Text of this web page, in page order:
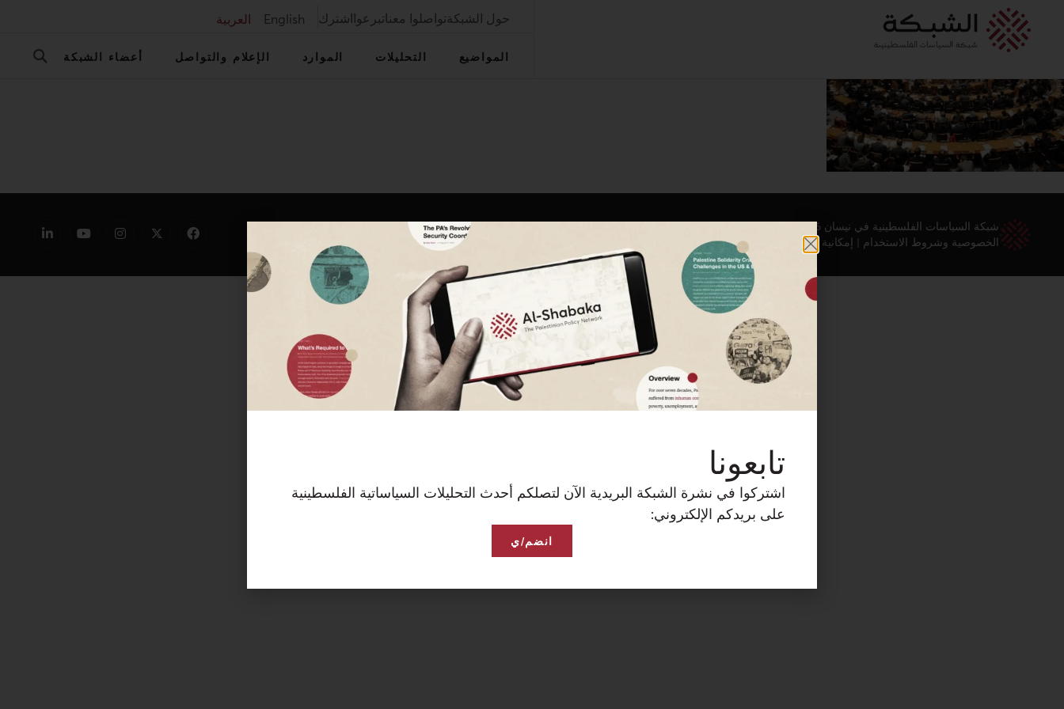
حول الشبكةتواصلوا معناتبرعوااشترك English العربية
المواضيع التحليلات الموارد الإعلام والتواصل أعضاء الشبكة
شبكة السياسات الفلسطينية في نيسان 2026 ©
الخصوصية وشروط الاستخدام
إمكانية
تابعونا
اشتركوا في نشرة الشبكة البريدية الآن لتصلكم أحدث التحليلات السياساتية الفلسطينية
على بريدكم الإلكتروني:
انضم/ي